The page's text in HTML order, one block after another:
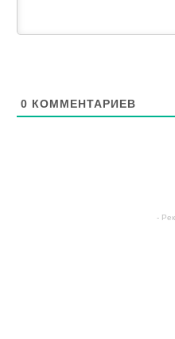
0 КОММЕНТАРИЕВ
-